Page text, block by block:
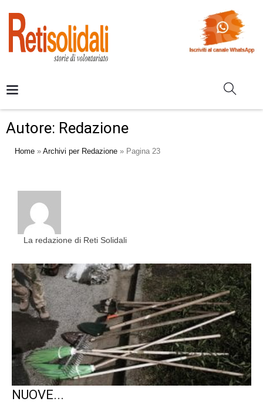
Autore: Redazione
Home » Archivi per Redazione » Pagina 23
La redazione di Reti Solidali
IL MOVI INVITA A CERCARE STRADE
NUOVE...